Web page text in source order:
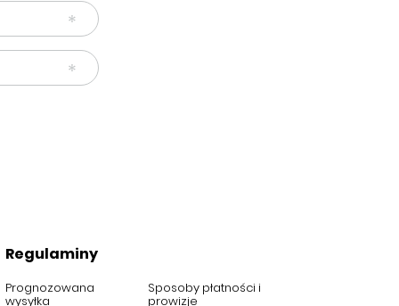
Regulaminy
Prognozowana
wysyłka
Sposoby płatności i
prowizje